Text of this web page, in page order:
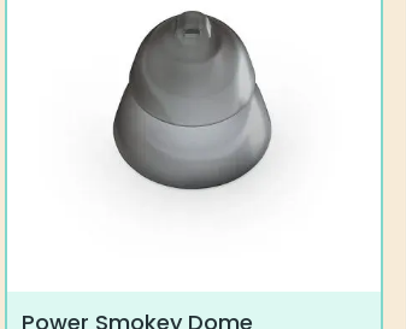
Power Smokey Dome